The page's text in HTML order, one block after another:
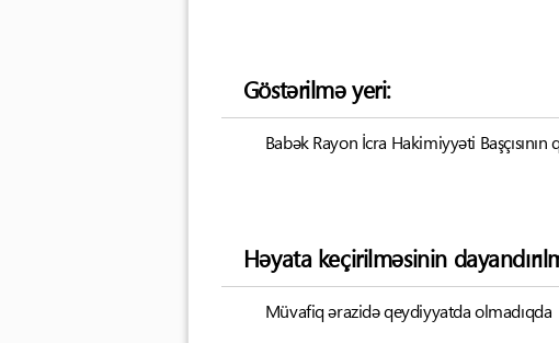
Göstərilmə yeri:
Babək Rayon İcra Hakimiyyəti
Həyata keçirilməsinin
Müvafiq ərazidə qeydiyyatda olmadıqda